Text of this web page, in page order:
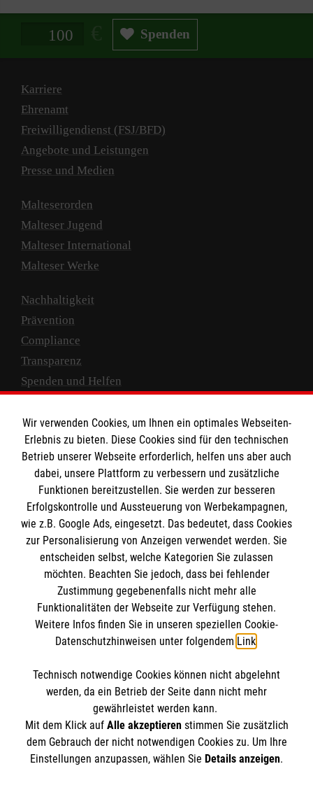
Spendenbetrag in Euro Spenden
Karriere
Ehrenamt
Freiwilligendienst (FSJ/BFD)
Angebote und Leistungen
Presse und Medien
Malteserorden
Malteser Jugend
Malteser International
Malteser Werke
Nachhaltigkeit
Prävention
Compliance
Transparenz
Spenden und Helfen
Empfänger: Malteser Hilfsdienst e.V.
IBAN: DE10 3706 0120 1201 2000 12
BIC: GENODED 1PA7
Newsletter abonnieren
Cookies verwalten|AGB|Impressum|Datenschutz
Barrierefreiheit |Kontakt| Sharepoint|Mediathek
Wir verwenden Cookies, um Ihnen ein optimales Webseiten-
Erlebnis zu bieten. Diese Cookies sind für den technischen
Betrieb unserer Webseite erforderlich, helfen uns aber auch
dabei, unsere Plattform zu verbessern und zusätzliche
Funktionen bereitzustellen. Sie werden zur besseren
Erfolgskontrolle und Aussteuerung von Werbekampagnen,
wie z.B. Google Ads, eingesetzt. Das bedeutet, dass Cookies
zur Personalisierung von Anzeigen verwendet werden. Sie
entscheiden selbst, welche Kategorien Sie zulassen
möchten. Beachten Sie jedoch, dass bei fehlender
Zustimmung gegebenenfalls nicht mehr alle
Funktionalitäten der Webseite zur Verfügung stehen.
Weitere Infos finden Sie in unseren speziellen Cookie-
Datenschutzhinweisen unter folgendem Link.
Technisch notwendige Cookies können nicht abgelehnt
werden, da ein Betrieb der Seite dann nicht mehr
gewährleistet werden kann.
Mit dem Klick auf Alle akzeptierenstimmen Sie zusätzlich
dem Gebrauch der nicht notwendigen Cookies zu. Um Ihre
Einstellungen anzupassen, wählen Sie Details anzeigen.